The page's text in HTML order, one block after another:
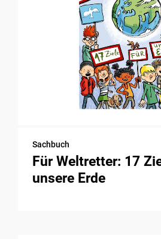
Sachbuch
Für Weltretter: 17
unsere Erde